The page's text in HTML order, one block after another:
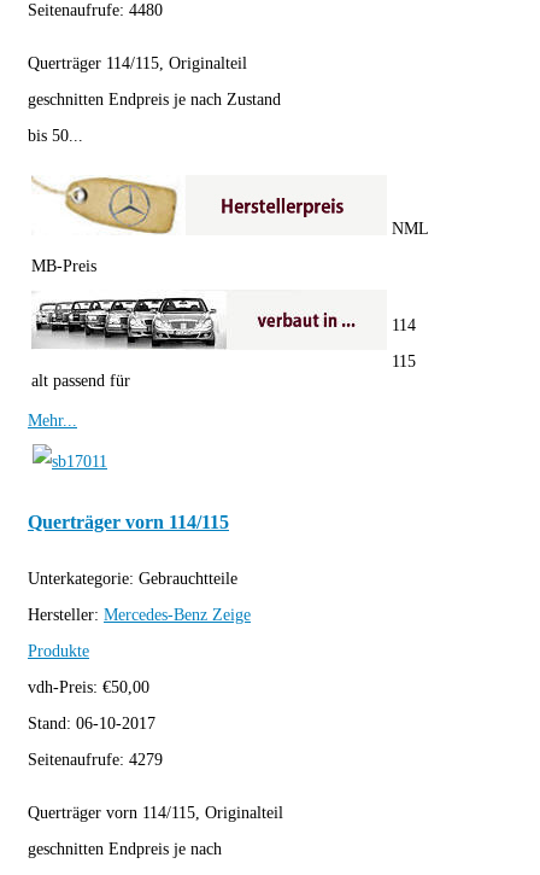
Seitenaufrufe: 4480
Querträger 114/115, Originalteil
geschnitten Endpreis je nach Zustand
bis 50...
MB-Preis
NML
alt passend für
114
115
Mehr...
Querträger vorn 114/115
Unterkategorie: Gebrauchtteile
Hersteller: Mercedes-Benz Zeige
Produkte
vdh-Preis: €50,00
Stand: 06-10-2017
Seitenaufrufe: 4279
Querträger vorn 114/115, Originalteil
geschnitten Endpreis je nach